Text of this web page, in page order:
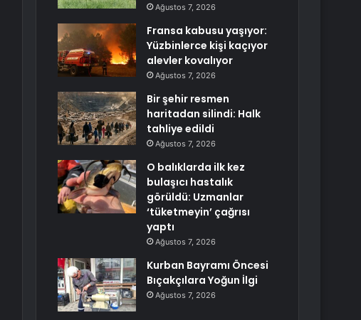
Ağustos 7, 2026
Fransa kabusu yaşıyor:
Yüzbinlerce kişi kaçıyor
alevler kovalıyor
Ağustos 7, 2026
Bir şehir resmen
haritadan silindi: Halk
tahliye edildi
Ağustos 7, 2026
O balıklarda ilk kez
bulaşıcı hastalık
görüldü: Uzmanlar
‘tüketmeyin’ çağrısı
yaptı
Ağustos 7, 2026
Kurban Bayramı Öncesi
Bıçakçılara Yoğun İlgi
Ağustos 7, 2026